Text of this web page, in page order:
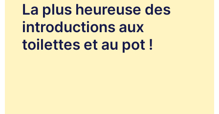
La plus heureuse des
introductions aux
toilettes et au pot !